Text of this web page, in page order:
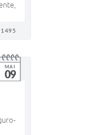
1495
MAI
09